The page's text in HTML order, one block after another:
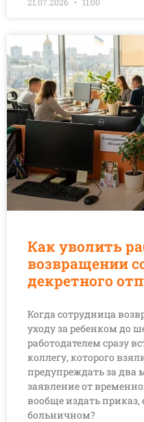
Как уволить
возвращении
декретного
Когда сотрудница
уходу за ребенком до
работодателем сразу
коллегу, которого
предупреждать за два
заявление от
вообще издать приказ,
больничном?